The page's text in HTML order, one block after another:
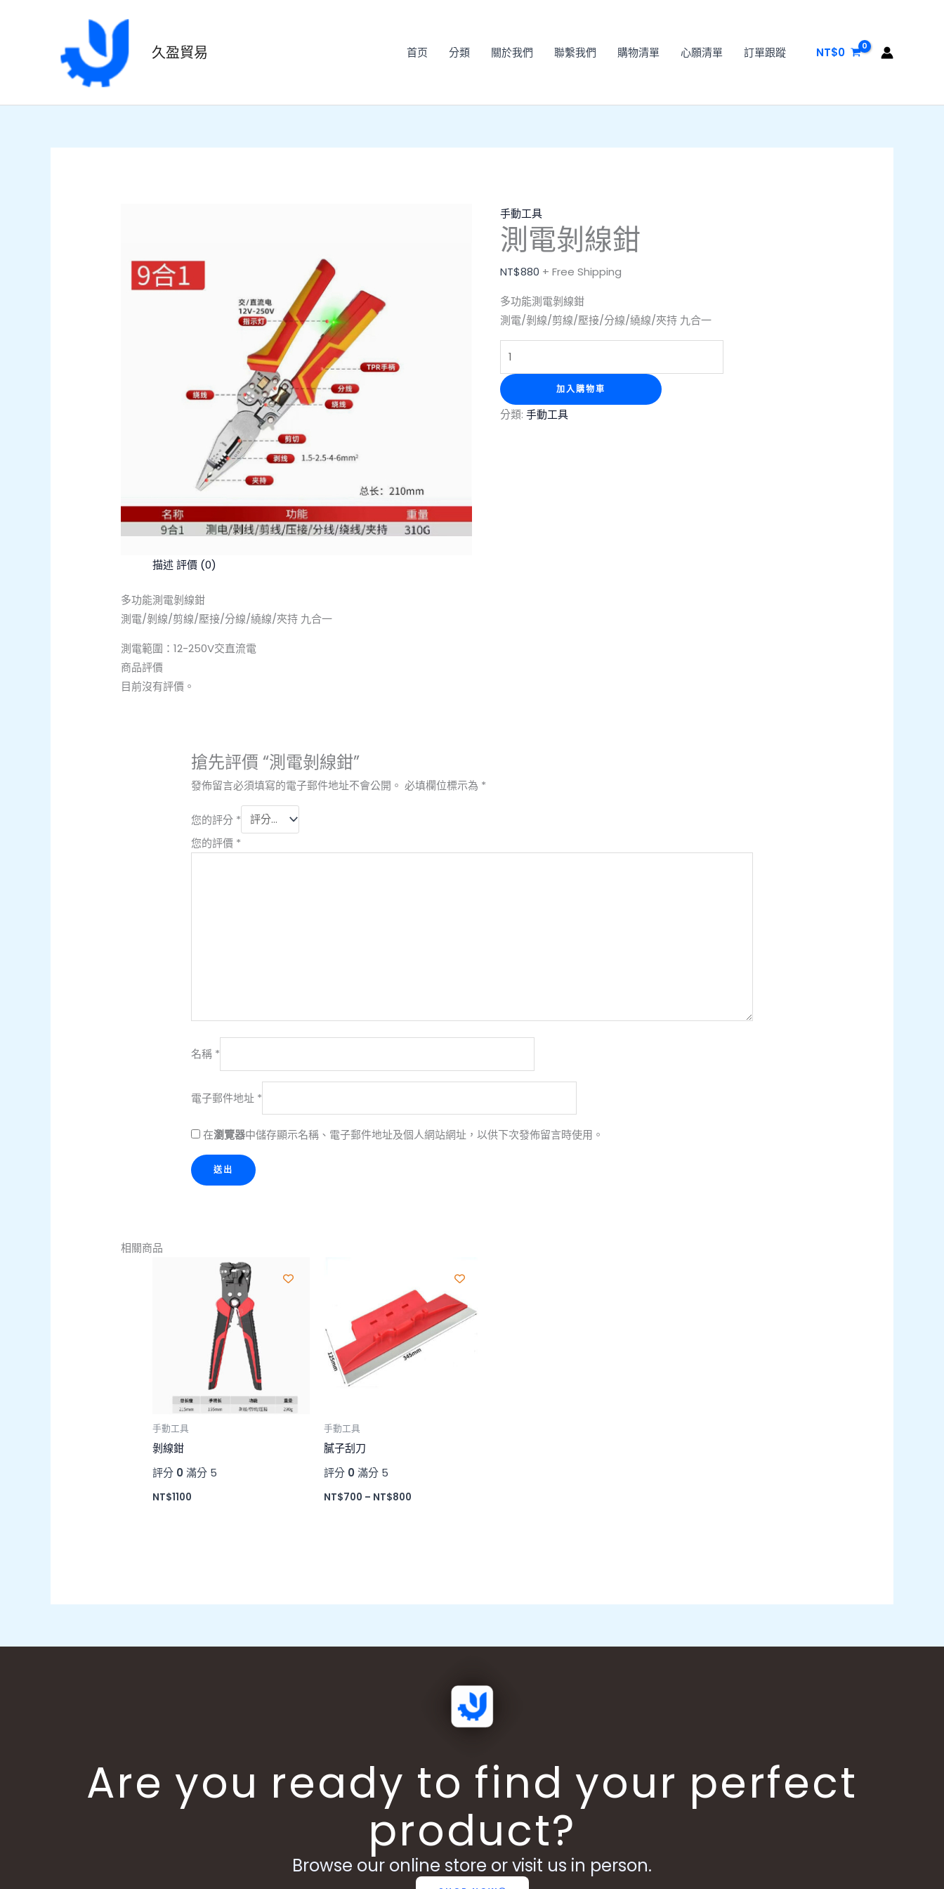
容
久盈貿易 首页 分類 關於我們 聯繫我們 購物清單 心願清單 訂單跟蹤 NT$0
手動工具
測電剝線鉗
NT$880 + Free Shipping
多功能測電剝線鉗
測電/剝線/剪線/壓接/分線/繞線/夾持 九合一
剝
數
加入購物車
分類: 手動工具
描述評價 (0)
多功能測電剝線鉗
測電/剝線/剪線/壓接/分線/繞線/夾持 九合一
測電範圍：12-250V交直流電
商品評價
目前沒有評價。
搶先評價 “測電剝線鉗”
發佈留言必須填寫的電子郵件地址不會公開。 必填欄位標示為 *
您的評分 *
您的評價 *
名稱 *
電子郵件地址 *
在瀏覽器中儲存顯示名稱、電子郵件地址及個人網站網址，以供下次發佈留言時使用。
相關商品
手動工具
剝線鉗
評分 0滿分 5
NT$1100
手動工具
膩子刮刀
評分 0滿分 5
NT$700 – NT$800
範
圍：
NT$700
到
NT$800
Are you ready to find your perfect
product?
Browse our online store or visit us in person.